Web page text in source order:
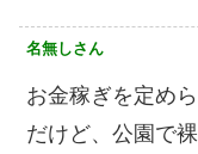
名無しさん
お金稼ぎを定め
だけど、公園で